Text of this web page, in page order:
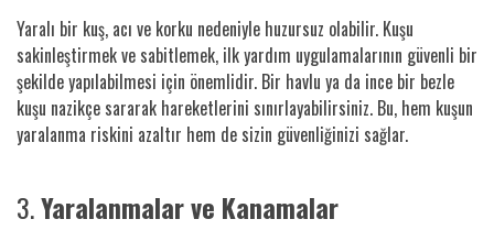
Yaralı bir kuş, acı ve korku nedeniyle huzursuz olabilir. Kuşu
sakinleştirmek ve sabitlemek, ilk yardım uygulamalarının güvenli bir
şekilde yapılabilmesi için önemlidir. Bir havlu ya da ince bir bezle
kuşu nazikçe sararak hareketlerini sınırlayabilirsiniz. Bu, hem kuşun
yaralanma riskini azaltır hem de sizin güvenliğinizi sağlar.
3.Yaralanmalar ve Kanamalar